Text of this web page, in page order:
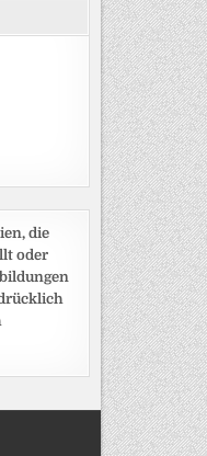
die
oder